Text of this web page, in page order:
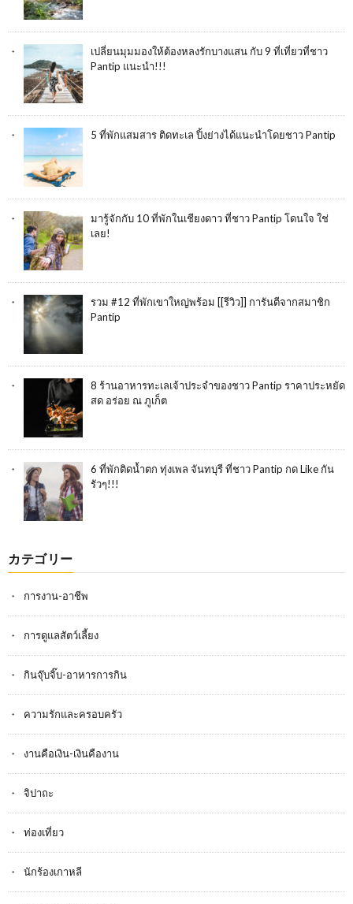
เปลี่ยนมุมมองให้ต้องหลงรักบางแสน กับ 9 ที่เที่ยวที่ชาว
Pantip แนะนำ!!!
5 ที่พักแสมสาร ติดทะเล ปิ้งย่างได้แนะนำโดยชาว Pantip
มารู้จักกับ 10 ที่พักในเชียงดาว ที่ชาว Pantip โดนใจ ใช่
เลย!
รวม #12 ที่พักเขาใหญ่พร้อม [[รีวิว]] การันตีจากสมาชิก
Pantip
8 ร้านอาหารทะเลเจ้าประจำของชาว Pantip ราคาประหยัด
สด อร่อย ณ ภูเก็ต
6 ที่พักติดน้ำตก ทุ่งเพล จันทบุรี ที่ชาว Pantip กด Like กัน
รัวๆ!!!
カテゴリー
การงาน-อาชีพ
การดูแลสัตว์เลี้ยง
กินจุ๊บจิ๊บ-อาหารการกิน
ความรักและครอบครัว
งานคือเงิน-เงินคืองาน
จิปาถะ
ท่องเที่ยว
นักร้องเกาหลี